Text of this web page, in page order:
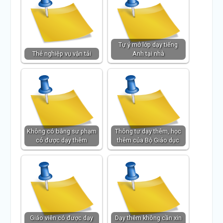
Thẻ nghiệp vụ vận tải
Tự ý mở lớp dạy tiếng
Anh tại nhà
Không có bằng sư phạm
có được dạy thêm
Thông tư dạy thêm, học
thêm của Bộ Giáo dục
Giáo viên có được dạy
Dạy thêm không cần xin